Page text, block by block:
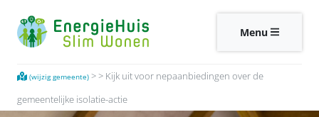
Menu
(wijzig gemeente) >> Kijk uit voor nepaanbiedingen over de
gemeentelijke isolatie-actie